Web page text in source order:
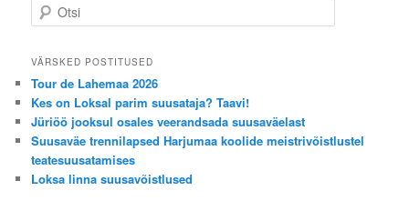
t
iVÄRSKED POSTITUSED
Tour de Lahemaa 2026
Kes on Loksal parim suusataja? Taavi!
Jüriöö jooksul osales veerandsada suusaväelast
Suusaväe trennilapsed Harjumaa koolide meistrivõistlustel
teatesuusatamises
Loksa linna suusavõistlused